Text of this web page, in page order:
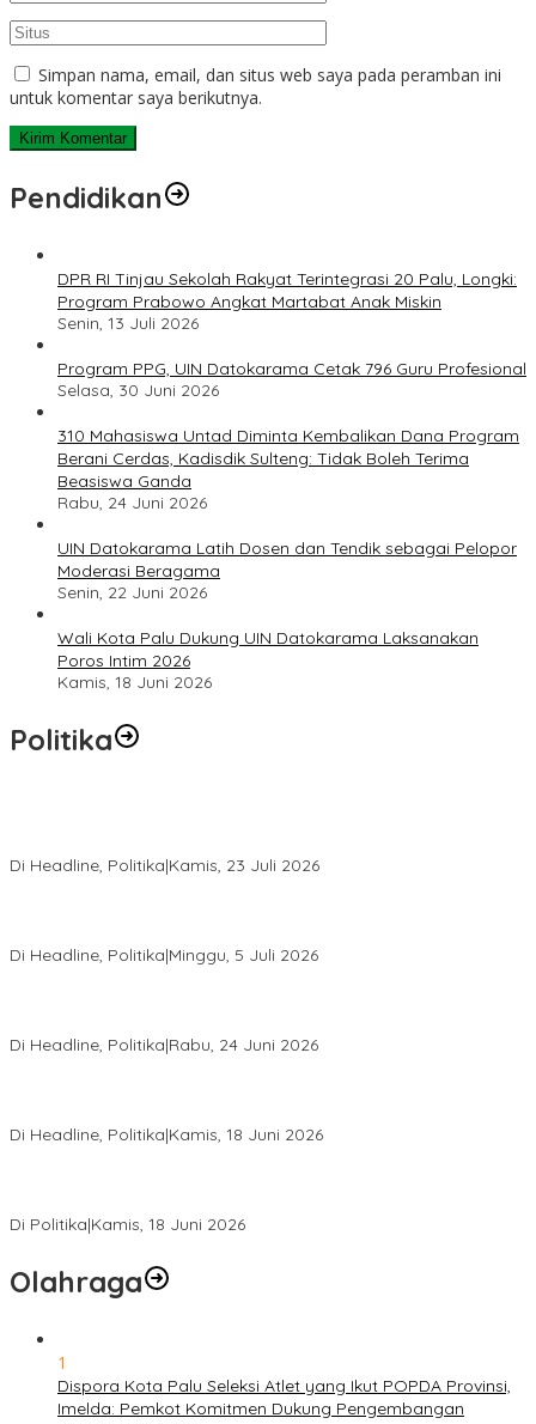
Simpan nama, email, dan situs web saya pada peramban ini
untuk komentar saya berikutnya.
Pendidikan
DPR RI Tinjau Sekolah Rakyat Terintegrasi 20 Palu, Longki:
Program Prabowo Angkat Martabat Anak Miskin
Senin, 13 Juli 2026
Program PPG, UIN Datokarama Cetak 796 Guru Profesional
Selasa, 30 Juni 2026
310 Mahasiswa Untad Diminta Kembalikan Dana Program
Berani Cerdas, Kadisdik Sulteng: Tidak Boleh Terima
Beasiswa Ganda
Rabu, 24 Juni 2026
UIN Datokarama Latih Dosen dan Tendik sebagai Pelopor
Moderasi Beragama
Senin, 22 Juni 2026
Wali Kota Palu Dukung UIN Datokarama Laksanakan
Poros Intim 2026
Kamis, 18 Juni 2026
Politika
Di Headline, Politika|Kamis, 23 Juli 2026
Di Headline, Politika|Minggu, 5 Juli 2026
Di Headline, Politika|Rabu, 24 Juni 2026
Di Headline, Politika|Kamis, 18 Juni 2026
Di Politika|Kamis, 18 Juni 2026
Olahraga
1
Dispora Kota Palu Seleksi Atlet yang Ikut POPDA Provinsi,
Imelda: Pemkot Komitmen Dukung Pengembangan